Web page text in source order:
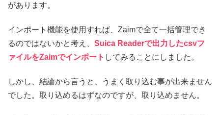
があります。
インポート機能を使用すれば、Zaimで全て一括管理でき
るのではないかと考え、 Suica Readerで出力したcsvフ
ァイルをZaimでインポート してみることにしました。
しかし、結論から言うと、うまく取り込む事が出来ません
でした。取り込めるはずなのですが、取り込めません。